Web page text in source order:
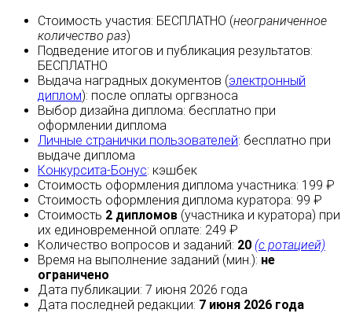
Стоимость участия: БЕСПЛАТНО (неограниченное
количество раз)
Подведение итогов и публикация результатов:
БЕСПЛАТНО
Выдача наградных документов (электронный
диплом): после оплаты оргвзноса
Выбор дизайна диплома: бесплатно при
оформлении диплома
Личные странички пользователей: бесплатно при
выдаче диплома
Конкурсита-Бонус: кэшбек
Стоимость оформления диплома участника: 199 ₽
Стоимость оформления диплома куратора: 99 ₽
Стоимость 2 дипломов (участника и куратора) при
их единовременной оплате: 249 ₽
Количество вопросов и заданий: 20 (с ротацией)
Время на выполнение заданий (мин.): не
ограничено
Дата публикации: 7 июня 2026 года
Дата последней редакции: 7 июня 2026 года